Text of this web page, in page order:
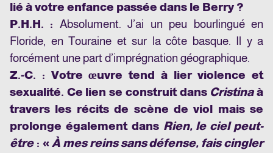
lié à votre enfance passée dans le Berry ?
P.H.H. : Absolument. J’ai un peu bourlingué en
Floride, en Touraine et sur la côte basque. Il y a
forcément une part d’imprégnation géographique.
Z.-C. : Votre œuvre tend à lier violence et
sexualité. Ce lien se construit dans Cristinaà
travers les récits de scène de viol mais se
prolonge également dans Rien, le ciel peut-
être: «À mes reins sans défense, fais cingler